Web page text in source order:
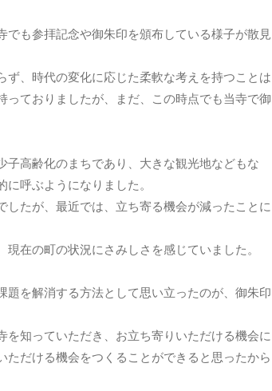
も参拝記念や御朱印を頒布している様子が散見
、時代の変化に応じた柔軟な考えを持つことは
ておりましたが、まだ、この時点でも当寺で御
高齢化のまちであり、大きな観光地などもな
呼ぶようになりました。
たが、最近では、立ち寄る機会が減ったことに
在の町の状況にさみしさを感じていました。
を解消する方法として思い立ったのが、御朱印
知っていただき、お立ち寄りいただける機会に
だける機会をつくることができると思ったから